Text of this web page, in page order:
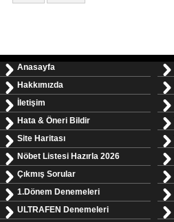
Anasayfa
Hakkımızda
İletişim
Hata & Öneri Bildir
Site Haritası
Nöbet Listesi Hazırla 2026
Çıkmış Sorular
1.Dönem Denemeleri
ULTRAFEN Denemeleri